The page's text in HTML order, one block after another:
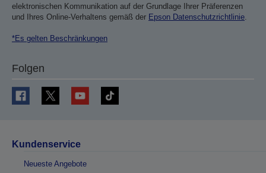
elektronischen Kommunikation auf der Grundlage Ihrer Präferenzen
und Ihres Online-Verhaltens gemäß der Epson Datenschutzrichtlinie.
*Es gelten Beschränkungen
Folgen
Kundenservice
Neueste Angebote